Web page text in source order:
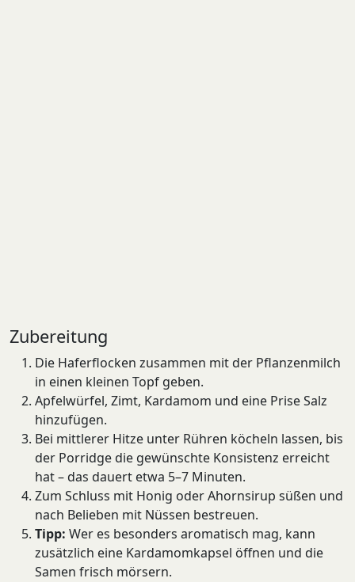
Zubereitung
Die Haferflocken zusammen mit der Pflanzenmilch
in einen kleinen Topf geben.
Apfelwürfel, Zimt, Kardamom und eine Prise Salz
hinzufügen.
Bei mittlerer Hitze unter Rühren köcheln lassen, bis
der Porridge die gewünschte Konsistenz erreicht
hat – das dauert etwa 5–7 Minuten.
Zum Schluss mit Honig oder Ahornsirup süßen und
nach Belieben mit Nüssen bestreuen.
Tipp: Wer es besonders aromatisch mag, kann
zusätzlich eine Kardamomkapsel öffnen und die
Samen frisch mörsern.